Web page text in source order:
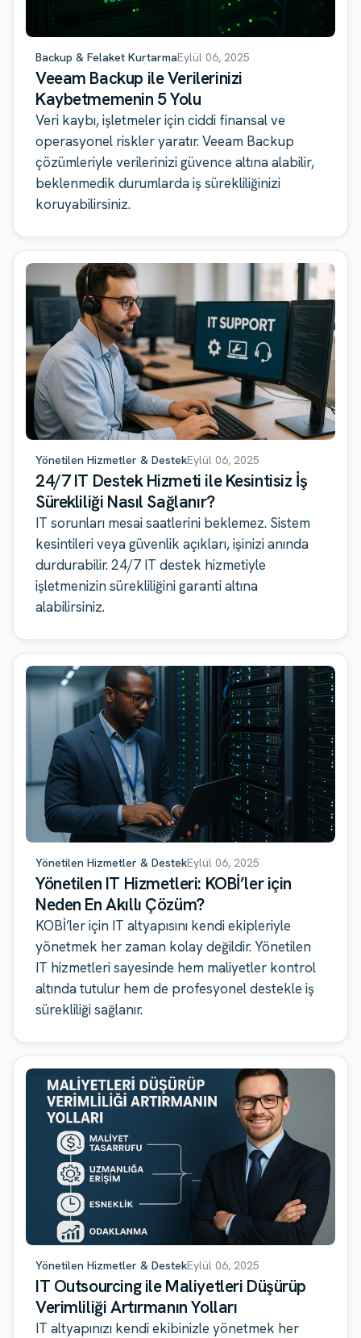
Backup & Felaket KurtarmaEylül 06, 2025
Veeam Backup ile Verilerinizi
Kaybetmemenin 5 Yolu
Veri kaybı, işletmeler için ciddi finansal ve
operasyonel riskler yaratır. Veeam Backup
çözümleriyle verilerinizi güvence altına alabilir,
beklenmedik durumlarda iş sürekliliğinizi
koruyabilirsiniz.
Yönetilen Hizmetler & DestekEylül 06, 2025
24/7 IT Destek Hizmeti ile Kesintisiz İş
Sürekliliği Nasıl Sağlanır?
IT sorunları mesai saatlerini beklemez. Sistem
kesintileri veya güvenlik açıkları, işinizi anında
durdurabilir. 24/7 IT destek hizmetiyle
işletmenizin sürekliliğini garanti altına
alabilirsiniz.
Yönetilen Hizmetler & DestekEylül 06, 2025
Yönetilen IT Hizmetleri: KOBİ’ler için
Neden En Akıllı Çözüm?
KOBİ’ler için IT altyapısını kendi ekipleriyle
yönetmek her zaman kolay değildir. Yönetilen
IT hizmetleri sayesinde hem maliyetler kontrol
altında tutulur hem de profesyonel destekle iş
sürekliliği sağlanır.
Yönetilen Hizmetler & DestekEylül 06, 2025
IT Outsourcing ile Maliyetleri Düşürüp
Verimliliği Artırmanın Yolları
IT altyapınızı kendi ekibinizle yönetmek her